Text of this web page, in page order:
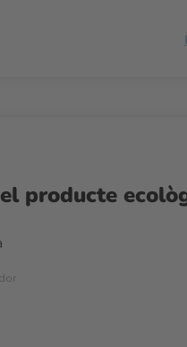
producte